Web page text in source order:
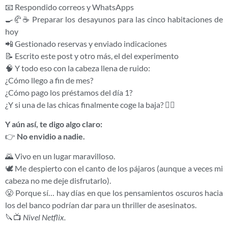
📧 Respondido correos y WhatsApps
🍳🥐☕ Preparar los desayunos para las cinco habitaciones de
hoy
📲 Gestionado reservas y enviado indicaciones
📝 Escrito este post y otro más, el del experimento
🧠 Y todo eso con la cabeza llena de ruido:
¿Cómo llego a fin de mes?
¿Cómo pago los préstamos del día 1?
¿Y si una de las chicas finalmente coge la baja? 😵‍💫
Y aún así, te digo algo claro:
👉 No envidio a nadie.
🌄 Vivo en un lugar maravilloso.
🕊️ Me despierto con el canto de los pájaros (aunque a veces mi
cabeza no me deje disfrutarlo).
😤 Porque sí… hay días en que los pensamientos oscuros hacia
los del banco podrían dar para un thriller de asesinatos.
🔪📺 Nivel Netflix.